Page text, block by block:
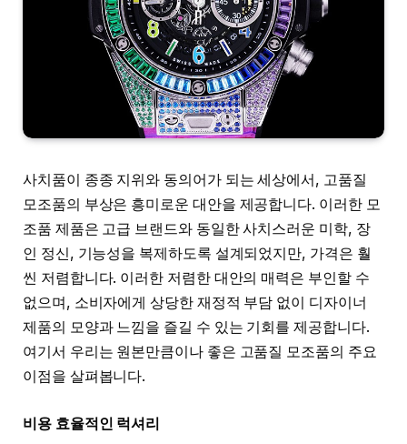
사치품이 종종 지위와 동의어가 되는 세상에서, 고품질
모조품의 부상은 흥미로운 대안을 제공합니다. 이러한 모
조품 제품은 고급 브랜드와 동일한 사치스러운 미학, 장
인 정신, 기능성을 복제하도록 설계되었지만, 가격은 훨
씬 저렴합니다. 이러한 저렴한 대안의 매력은 부인할 수
없으며, 소비자에게 상당한 재정적 부담 없이 디자이너
제품의 모양과 느낌을 즐길 수 있는 기회를 제공합니다.
여기서 우리는 원본만큼이나 좋은 고품질 모조품의 주요
이점을 살펴봅니다.
비용 효율적인 럭셔리